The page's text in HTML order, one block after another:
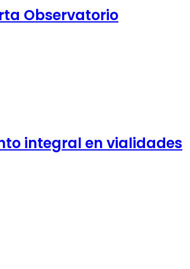
Observatorio
integral en vialidades